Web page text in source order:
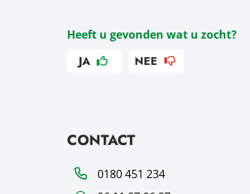
Heeft u gevonden wat u zocht?
JA NEE
CONTACT
Telefoon0180 451 234